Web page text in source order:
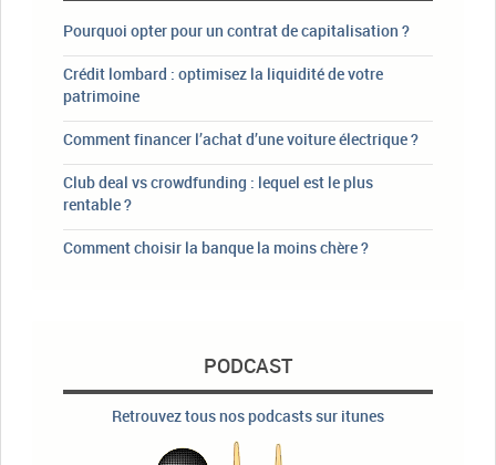
Pourquoi opter pour un contrat de capitalisation ?
Crédit lombard : optimisez la liquidité de votre
patrimoine
Comment financer l’achat d’une voiture électrique ?
Club deal vs crowdfunding : lequel est le plus
rentable ?
Comment choisir la banque la moins chère ?
PODCAST
Retrouvez tous nos podcasts sur itunes